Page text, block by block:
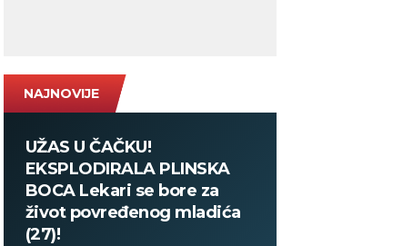
NAJNOVIJE
UŽAS U ČAČKU!
EKSPLODIRALA PLINSKA
BOCA Lekari se bore za
život povređenog mladića
(27)!